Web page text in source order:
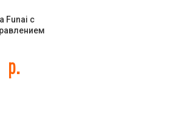
Funai с
6.0(WT)
р.